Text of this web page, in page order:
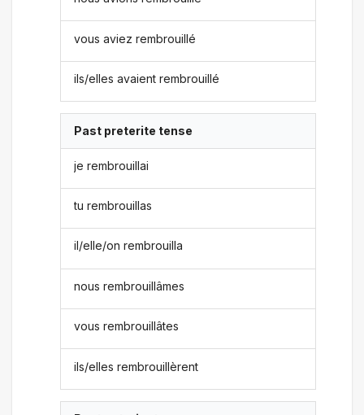
vous aviez rembrouillé
ils/elles avaient rembrouillé
Past preterite tense
je rembrouillai
tu rembrouillas
il/elle/on rembrouilla
nous rembrouillâmes
vous rembrouillâtes
ils/elles rembrouillèrent